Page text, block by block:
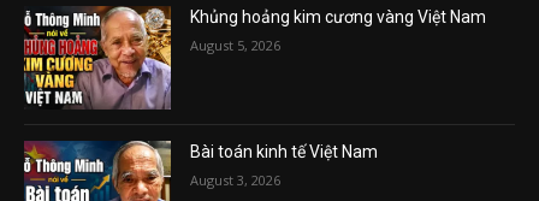
Khủng hoảng kim cương vàng Việt Nam
August 5, 2026
Bài toán kinh tế Việt Nam
August 3, 2026